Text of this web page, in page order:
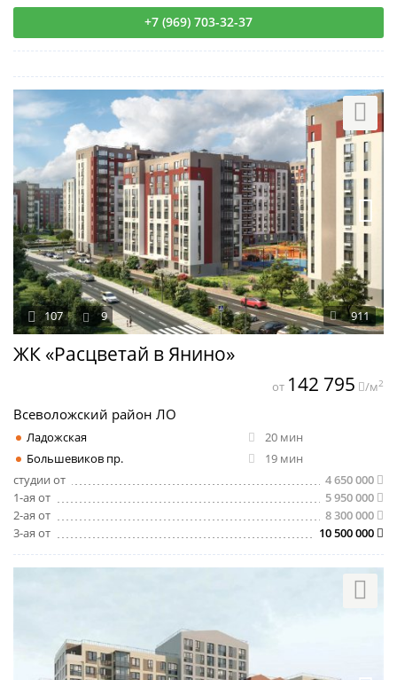
+7 (969) 703-32-37
ЖК «Расцветай в Янино»
911
107 9
Всеволожский район ЛО
Ладожская
20 мин
Большевиков пр.
19 мин
студии от
4 650 000
1-ая от
5 950 000
2-ая от
8 300 000
3-ая от
10 500 000
от 142 795 /м2